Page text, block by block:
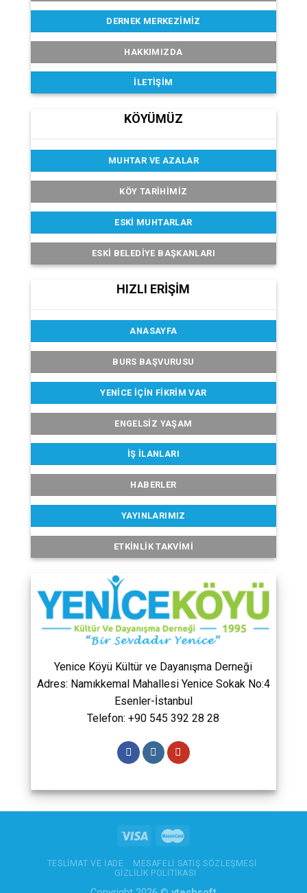
DERNEK MERKEZIMIZ
HAKKIMIZDA
İLETIŞIM
KÖYÜMÜZ
MUHTAR VE AZALAR
KÖY TARIHIMIZ
ESKI MUHTARLAR
ESKI BELEDIYE BAŞKANLARI
HIZLI ERİŞİM
ANASAYFA
BURS BAŞVURUSU
YENICE İÇIN FIKRIM VAR
ENGELSIZ YAŞAM
İŞ İLANLARI
HABERLER
YAYINLARIMIZ
ETKINLIK TAKVIMI
Yenice Köyü Kültür ve Dayanışma Derneği
Adres: Namıkkemal Mahallesi Yenice Sokak No:4
Esenler-İstanbul
Telefon: +90 545 392 28 28
TESLIMAT VE İADE
MESAFELI SATIŞ SÖZLEŞMESI
GIZLILIK POLITIKASI